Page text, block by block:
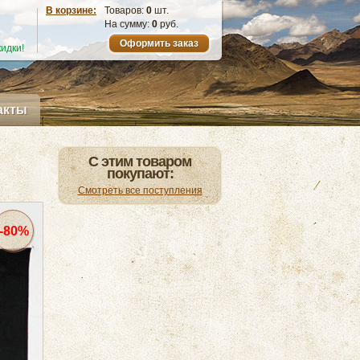
В корзине: Товаров: 0 шт.
На сумму: 0 руб.
Оформить заказ
80%
С этим товаром
покупают:
Смотреть все поступления